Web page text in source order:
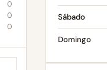
0
0
0
Sábado
Domingo